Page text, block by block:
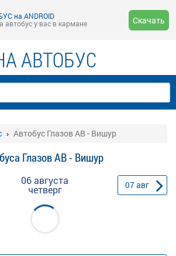
на ANDROID
автобус у вас в кармане
Скачать
АВТОБУС
Автобус Глазов АВ - Вишур
Глазов АВ - Вишур
06 августа
четверг 07авг